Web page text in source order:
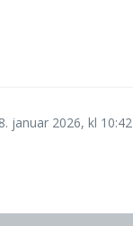
januar 2026, kl 10:42